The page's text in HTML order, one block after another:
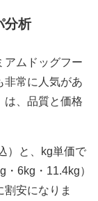
分析
アムドッグフー
非常に人気があ
は、品質と価格
）と、kg単価で
6kg・11.4kg）
割安になりま